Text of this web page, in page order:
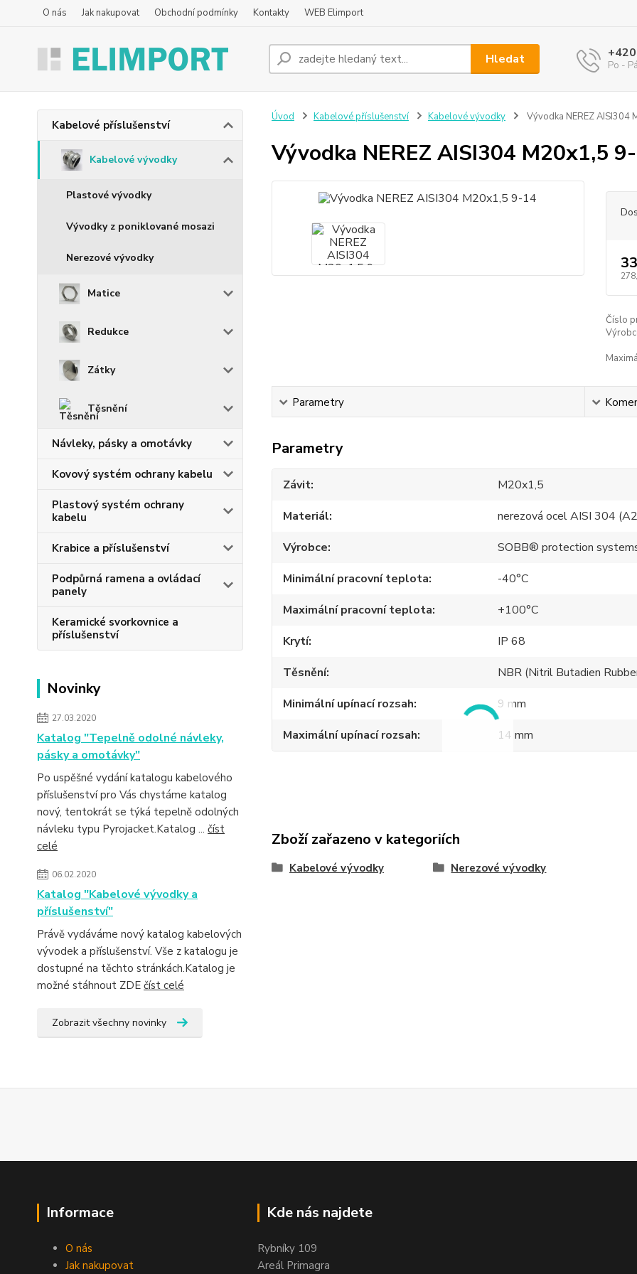
O nás Jak nakupovat Obchodní podmínky Kontakty WEB Elimport
Hledat Po -
Kabelové příslušenství
Kabelové vývodky
Plastové vývodky
Vývodky z poniklované mosazi
Nerezové vývodky
Matice
Redukce
Zátky
Těsnění
Návleky, pásky a omotávky
Kovový systém ochrany kabelu
Plastový systém ochrany
kabelu
Krabice a příslušenství
Podpůrná ramena a ovládací
panely
Keramické svorkovnice a
příslušenství
Novinky
27.03.2020
Katalog "Tepelně odolné návleky,
pásky a omotávky"
Po uspěšné vydání katalogu kabelového
příslušenství pro Vás chystáme katalog
nový, tentokrát se týká tepelně odolných
návleku typu Pyrojacket.Katalog ... číst
celé
06.02.2020
Katalog "Kabelové vývodky a
příslušenství"
Právě vydáváme nový katalog kabelových
vývodek a příslušenství. Vše z katalogu je
dostupné na těchto stránkách.Katalog je
možné stáhnout ZDE číst celé
Zobrazit všechny novinky
Úvod Kabelové příslušenství Kabelové vývodky Vývodka NEREZ AISI304
Vývodka NEREZ AISI304 M20x1,5
Číslo
Parametry
Parametry
Závit
M20x1,5
Materiál
nerezová ocel AISI 304
Výrobce
SOBB® protection
Minimální pracovní teplota
-40°C
Maximální pracovní teplota
+100°C
Krytí
IP 68
Těsnění
NBR (Nitril Butadien
Minimální upínací rozsah
9 mm
Maximální upínací rozsah
14 mm
Zboží zařazeno v kategoriích
Kabelové vývodky Nerezové vývodky
Informace
O nás
Jak nakupovat
Kde nás najdete
Rybníky 109
Areál Primagra